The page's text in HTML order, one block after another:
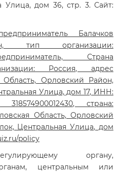
Улица, дом 36, стр. 3. Сайт:
Балачков
тип организации:
Страна
Россия, адрес
Область, Орловский Район,
Улица, дом 17, ИНН:
страна:
Область, Орловский
Центральная Улица, дом
policy
органу,
центральным или